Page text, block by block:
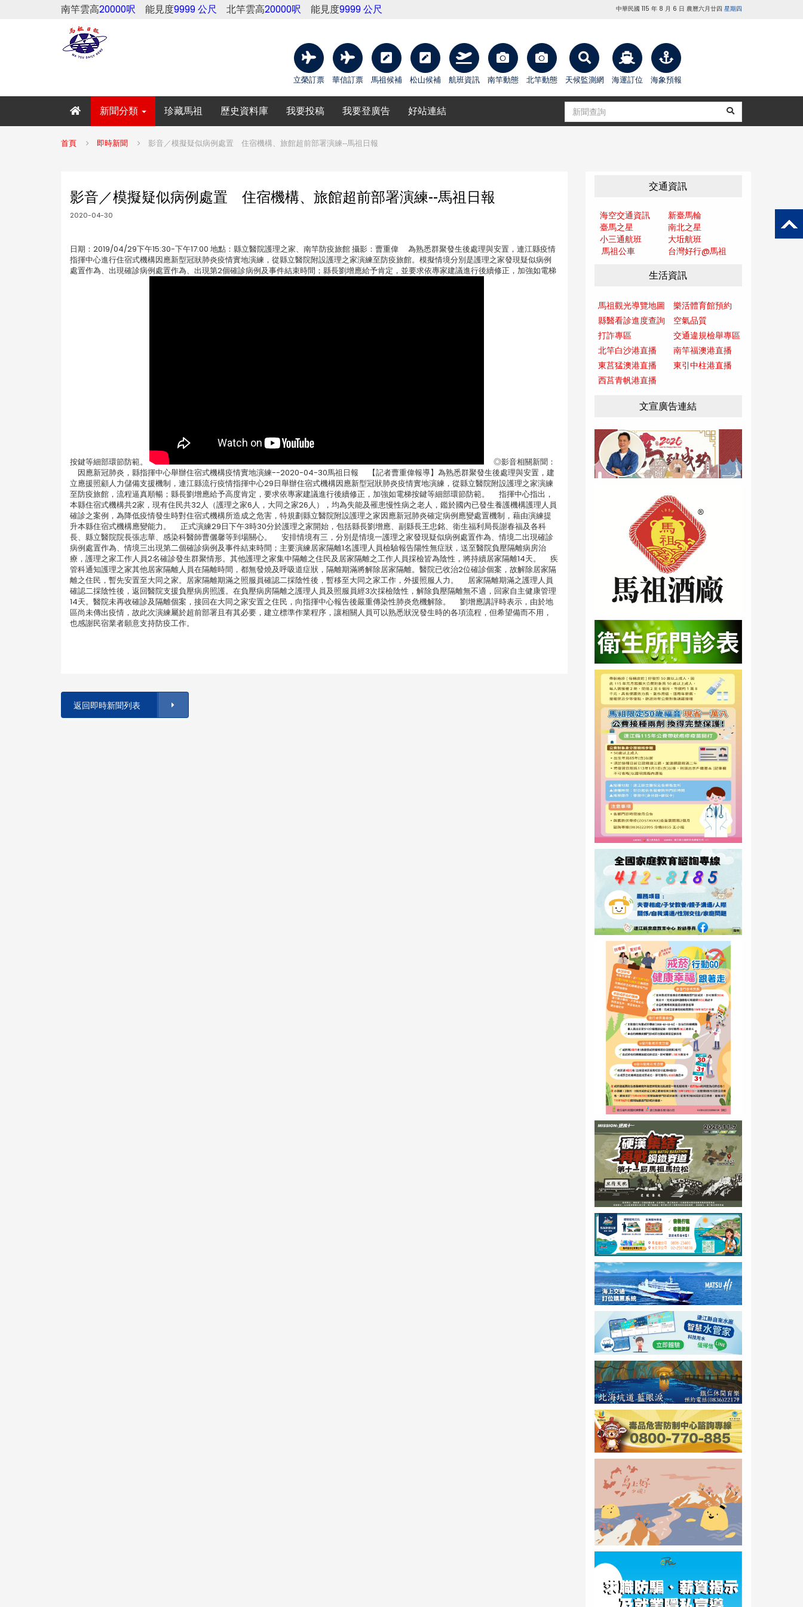
南竿雲高20000呎 能見度9999 公尺 北竿雲高20000呎 能見度9999 公尺 中華民國 115 年 8 月 6 日 農曆六月廿四 星期四
立榮訂票 華信訂票 馬祖候補 松山候補 航班資訊 南竿動態 北竿動態 天候監測網 海運訂位 海象預報
新聞分類 珍藏馬祖 歷史資料庫 我要投稿 我要登廣告 好站連結
首頁 即時新聞 影音／模擬疑似病例處置 住宿機構、旅館超前部署演練--馬祖日報
影音／模擬疑似病例處置 住宿機構、旅館超前部署演練--馬祖日報
2020-04-30
日期：2019/04/29下午15:30-下午17:00 地點：縣立醫院護理之家、南竿防疫旅館 攝影：曹重偉 為熟悉群聚發生後處理與安置，連江縣疫情
指揮中心進行住宿式機構因應新型冠狀肺炎疫情實地演練，從縣立醫院附設護理之家演練至防疫旅館。模擬情境分別是護理之家發現疑似病例
處置作為、出現確診病例處置作為、出現第2個確診病例及事件結束時間；縣長劉增應給予肯定，並要求依專家建議進行後續修正，加強如電梯
按鍵等細部環節防範。
◎影音相關新聞：
因應新冠肺炎，縣指揮中心舉辦住宿式機構疫情實地演練--2020-04-30馬祖日報 【記者曹重偉報導】為熟悉群聚發生後處理與安置，建
立應援照顧人力儲備支援機制，連江縣流行疫情指揮中心29日舉辦住宿式機構因應新型冠狀肺炎疫情實地演練，從縣立醫院附設護理之家演練
至防疫旅館，流程逼真順暢；縣長劉增應給予高度肯定，要求依專家建議進行後續修正，加強如電梯按鍵等細部環節防範。 指揮中心指出，
本縣住宿式機構共2家，現有住民共32人（護理之家6人，大同之家26人），均為失能及罹患慢性病之老人，鑑於國內已發生養護機構護理人員
確診之案例，為降低疫情發生時對住宿式機構所造成之危害，特規劃縣立醫院附設護理之家因應新冠肺炎確定病例應變處置機制，藉由演練提
升本縣住宿式機構應變能力。 正式演練29日下午3時30分於護理之家開始，包括縣長劉增應、副縣長王忠銘、衛生福利局長謝春福及各科
長、縣立醫院院長張志華、感染科醫師曹儷馨等到場關心。 安排情境有三，分別是情境一護理之家發現疑似病例處置作為、情境二出現確診
病例處置作為、情境三出現第二個確診病例及事件結束時間；主要演練居家隔離1名護理人員檢驗報告陽性無症狀，送至醫院負壓隔離病房治
療，護理之家工作人員2名確診發生群聚情形。其他護理之家集中隔離之住民及居家隔離之工作人員採檢皆為陰性，將持續居家隔離14天。 疾
管科通知護理之家其他居家隔離人員在隔離時間，都無發燒及呼吸道症狀，隔離期滿將解除居家隔離。醫院已收治2位確診個案，故解除居家隔
離之住民，暫先安置至大同之家。居家隔離期滿之照服員確認二採陰性後，暫移至大同之家工作，外援照服人力。 居家隔離期滿之護理人員
確認二採陰性後，返回醫院支援負壓病房照護。在負壓病房隔離之護理人員及照服員經3次採檢陰性，解除負壓隔離無不適，回家自主健康管理
14天。醫院未再收確診及隔離個案，接回在大同之家安置之住民，向指揮中心報告後嚴重傳染性肺炎危機解除。 劉增應講評時表示，由於地
區尚未傳出疫情，故此次演練屬於超前部署且有其必要，建立標準作業程序，讓相關人員可以熟悉狀況發生時的各項流程，但希望備而不用，
也感謝民宿業者願意支持防疫工作。
返回即時新聞列表
交通資訊
海空交通資訊
新臺馬輪
臺馬之星
南北之星
小三通航班
大坵航班
馬祖公車
台灣好行@馬祖
生活資訊
馬祖觀光導覽地圖
樂活體育館預約
縣醫看診進度查詢
空氣品質
打詐專區
交通違規檢舉專區
北竿白沙港直播
南竿福澳港直播
東莒猛澳港直播
東引中柱港直播
西莒青帆港直播
文宣廣告連結